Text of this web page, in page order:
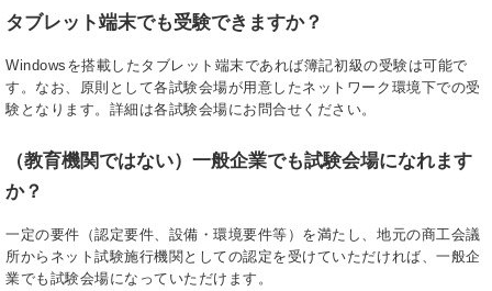
タブレット端末でも受験できますか？
Windowsを搭載したタブレット端末であれば簿記初級の受験は可能で
す。なお、原則として各試験会場が用意したネットワーク環境下での受
験となります。詳細は各試験会場にお問合せください。
（教育機関ではない）一般企業でも試験会場になれます
か？
一定の要件（認定要件、設備・環境要件等）を満たし、地元の商工会議
所からネット試験施行機関としての認定を受けていただければ、一般企
業でも試験会場になっていただけます。